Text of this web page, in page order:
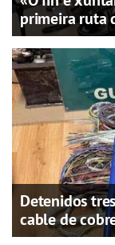
primeira ruta
Detenidos
cable de